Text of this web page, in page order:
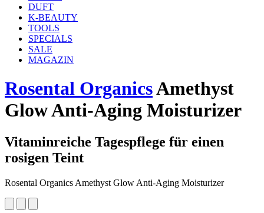
DUFT
K-BEAUTY
TOOLS
SPECIALS
SALE
MAGAZIN
Rosental OrganicsAmethyst
Glow Anti-Aging Moisturizer
Vitaminreiche Tagespflege für einen
rosigen Teint
Rosental Organics Amethyst Glow Anti-Aging Moisturizer